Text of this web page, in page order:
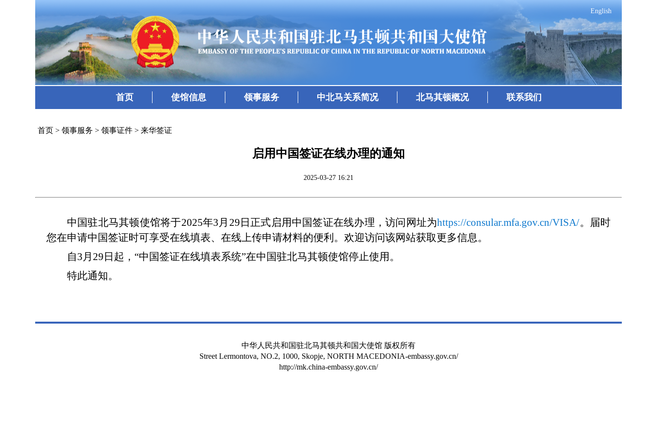
English
首页 使馆信息 领事服务 中北马关系简况 北马其顿概况 联系我们
首页 > 领事服务 > 领事证件 > 来华签证
启用中国签证在线办理的通知
2025-03-27 16:21
中国驻北马其顿使馆将于2025年3月29日正式启用中国签证在线办理，访问网址为https://consular.mfa.gov.cn/VISA/。届时
您在申请中国签证时可享受在线填表、在线上传申请材料的便利。欢迎访问该网站获取更多信息。
自3月29日起，“中国签证在线填表系统”在中国驻北马其顿使馆停止使用。
特此通知。
中华人民共和国驻北马其顿共和国大使馆 版权所有
Street Lermontova, NO.2, 1000, Skopje, NORTH MACEDONIA-embassy.gov.cn/
http://mk.china-embassy.gov.cn/